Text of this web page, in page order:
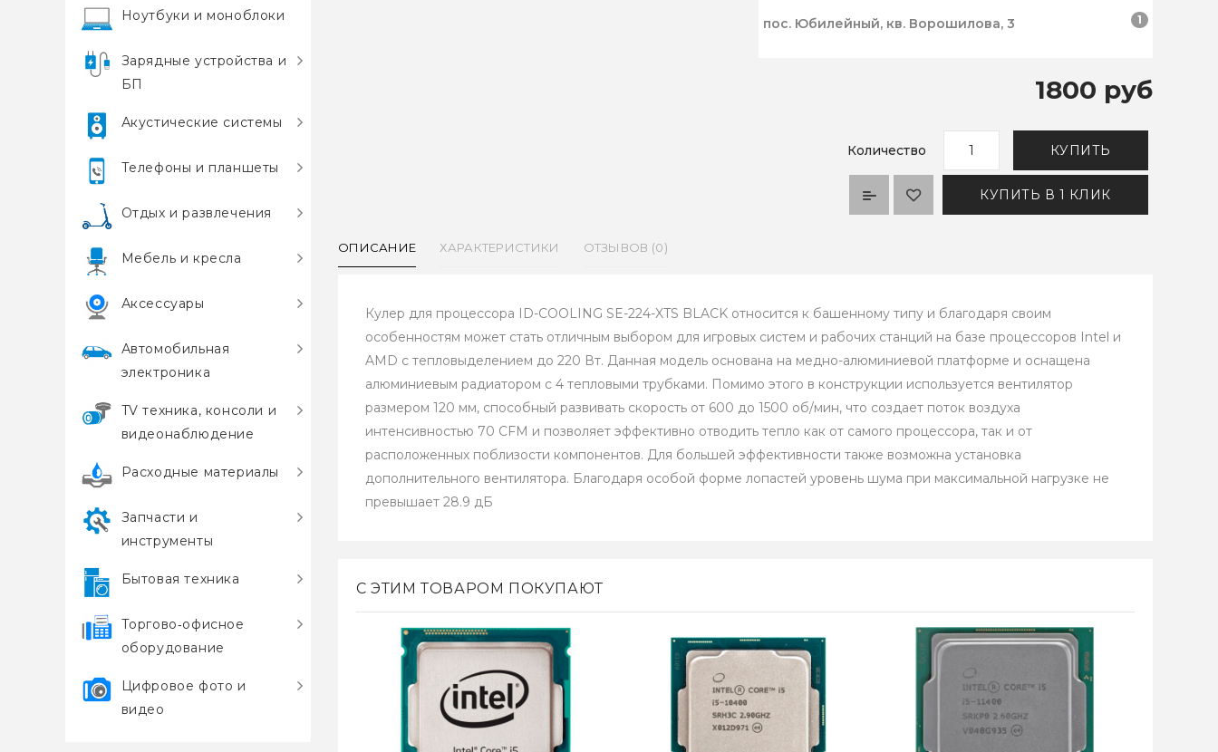
Ноутбуки и моноблоки
Зарядные устройства и
БП
Акустические системы
Телефоны и планшеты
Отдых и развлечения
Мебель и кресла
Аксессуары
Автомобильная
электроника
TV техника, консоли и
видеонаблюдение
Расходные материалы
Запчасти и
инструменты
Бытовая техника
Торгово‑офисное
оборудование
Цифровое фото и
видео
пос. Юбилейный, кв. Ворошилова, 3 1
1800 руб
Количество КУПИТЬ
КУПИТЬ В 1 КЛИК
ОПИСАНИЕ ХАРАКТЕРИСТИКИ ОТЗЫВОВ (0)
Кулер для процессора ID-COOLING SE-224-XTS BLACK относится к башенному типу и благодаря своим
особенностям может стать отличным выбором для игровых систем и рабочих станций на базе процессоров Intel и
AMD с тепловыделением до 220 Вт. Данная модель основана на медно-алюминиевой платформе и оснащена
алюминиевым радиатором с 4 тепловыми трубками. Помимо этого в конструкции используется вентилятор
размером 120 мм, способный развивать скорость от 600 до 1500 об/мин, что создает поток воздуха
интенсивностью 70 CFM и позволяет эффективно отводить тепло как от самого процессора, так и от
расположенных поблизости компонентов. Для большей эффективности также возможна установка
дополнительного вентилятора. Благодаря особой форме лопастей уровень шума при максимальной нагрузке не
превышает 28.9 дБ
С ЭТИМ ТОВАРОМ ПОКУПАЮТ